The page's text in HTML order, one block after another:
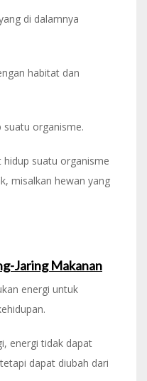
di dalamnya
habitat dan
organisme.
suatu organisme
misalkan hewan yang
Jaring Makanan
energi untuk
energi tidak dapat
dapat diubah dari